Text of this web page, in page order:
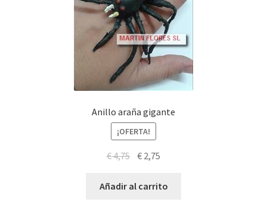
Anillo araña gigante
¡OFERTA!
€4,75 El
original
€ 2,75
actual
Añadir al carrito